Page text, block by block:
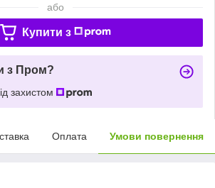
або
Купити з
з Пром?
захистом
Оплата Умови повернення